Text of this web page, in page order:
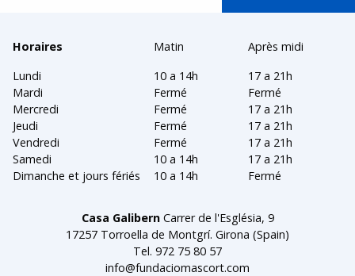
Horaires Matin
Après midi
Lundi
10 a 14h
17 a 21h
Mardi
Fermé
Fermé
Mercredi
Fermé
17 a 21h
Jeudi
Fermé
17 a 21h
Vendredi
Fermé
17 a 21h
Samedi
10 a 14h
17 a 21h
Dimanche et jours fériés
10 a 14h Fermé
Casa GalibernCarrer de l'Església, 9
17257 Torroella de Montgrí. Girona (Spain)
Tel. 972 75 80 57
info@fundaciomascort.com